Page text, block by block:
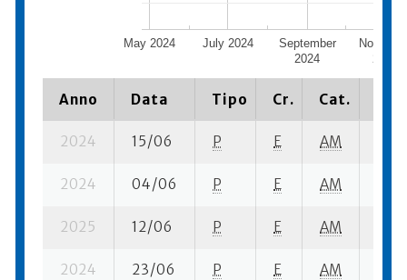
May 2024 July 2024
September
2024
2024
Anno Data Tipo Cr. Cat.
2024 15/06 P E AM
2024 04/06 P E AM
2025 12/06 P E AM
2024 23/06 P E AM